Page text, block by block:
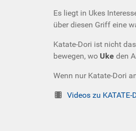
Es liegt in Ukes
über diesen Griff eine
Katate-Dori ist nicht
bewegen, wo Uke den
Wenn nur Katate-Dori
Videos zu